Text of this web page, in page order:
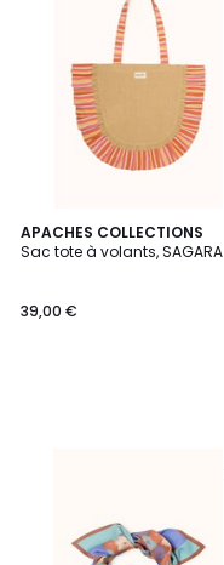
APACHES COLLECTIONS
Sac tote à volants, SAGARA
39,00 €